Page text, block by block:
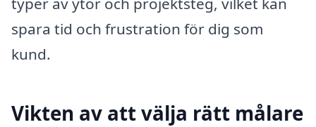
spara tid och frustration för dig som
kund.
Vikten av att välja rätt målare